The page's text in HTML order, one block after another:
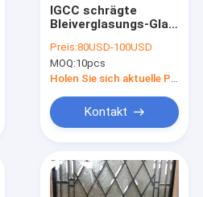
IGCC schrägte
Bleiverglasungs-Glas
reparieren 17.5mm 2
Zoll ab
Preis:80USD-100USD
MOQ:10pcs
Kontakt